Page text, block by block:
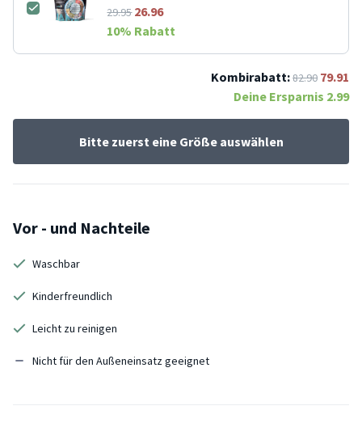
29.9526.96
10% Rabatt
Kombirabatt:82.90 79.91
Deine Ersparnis 2.99
Bitte zuerst eine Größe auswählen
Vor - und Nachteile
Waschbar
Kinderfreundlich
Leicht zu reinigen
Nicht für den Außeneinsatz geeignet